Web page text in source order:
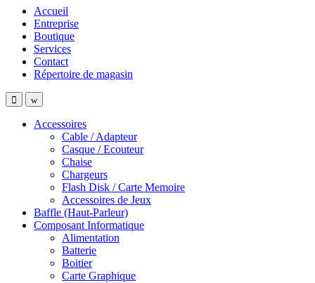
Accueil
Entreprise
Boutique
Services
Contact
Répertoire de magasin
Accessoires
Cable / Adapteur
Casque / Ecouteur
Chaise
Chargeurs
Flash Disk / Carte Memoire
Accessoires de Jeux
Baffle (Haut-Parleur)
Composant Informatique
Alimentation
Batterie
Boitier
Carte Graphique